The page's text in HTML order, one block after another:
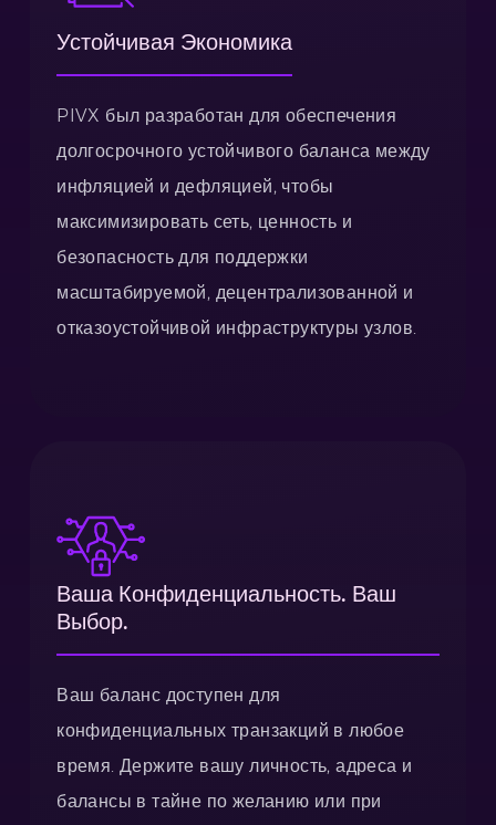
Устойчивая Экономика
PIVX был разработан для обеспечения
долгосрочного устойчивого баланса между
инфляцией и дефляцией, чтобы
максимизировать сеть, ценность и
безопасность для поддержки
масштабируемой, децентрализованной и
отказоустойчивой инфраструктуры узлов.
Ваша Конфиденциальность. Ваш
Выбор.
Ваш баланс доступен для
конфиденциальных транзакций в любое
время. Держите вашу личность, адреса и
балансы в тайне по желанию или при